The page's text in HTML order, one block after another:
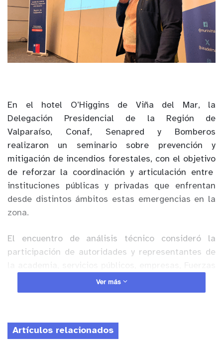
En el hotel O’Higgins de Viña del Mar, la
Delegación Presidencial de la Región de
Valparaíso, Conaf, Senapred y Bomberos
realizaron un seminario sobre prevención y
mitigación de incendios forestales, con el objetivo
de reforzar la coordinación y articulación entre
instituciones públicas y privadas que enfrentan
desde distintos ámbitos estas emergencias en la
zona.
El encuentro de análisis técnico consideró la
participación de autoridades y representantes de
Armadas, policías y municipalidades de la región.
Al respecto, el director regional de Conaf, Mauricio
Núñez, explicó que “es sumamente importante
Ver más
Artículos relacionados